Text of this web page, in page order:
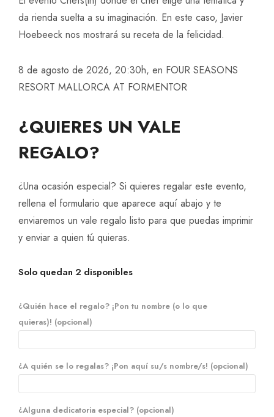
da rienda suelta a su imaginación. En este caso, Javier
Hoebeeck nos mostrará su receta de la felicidad.
8 de agosto de 2026, 20:30h, en FOUR SEASONS
RESORT MALLORCA AT FORMENTOR
¿QUIERES UN VALE
REGALO?
¿Una ocasión especial? Si quieres regalar este evento,
rellena el formulario que aparece aquí abajo y te
enviaremos un vale regalo listo para que puedas imprimir
y enviar a quien tú quieras.
Solo quedan 2 disponibles
¿Quién hace el regalo? ¡Pon tu nombre (o lo que
quieras)! (opcional)
¿A quién se lo regalas? ¡Pon aquí su/s nombre/s! (opcional)
¿Alguna dedicatoria especial? (opcional)